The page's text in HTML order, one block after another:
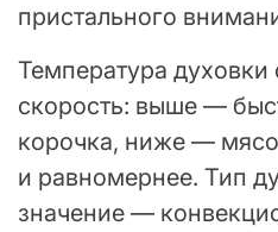
пристального
Температура духовки
скорость: выше —
корочка, ниже —
и равномернее. Тип
значение —